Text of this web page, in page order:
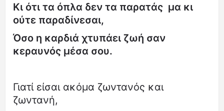
Κι ότι τα όπλα δεν τα παρατάς μα κι
ούτε παραδίνεσαι,
Όσο η καρδιά χτυπάει ζωή σαν
κεραυνός μέσα σου.
Γιατί είσαι ακόμα ζωντανός και
ζωντανή,